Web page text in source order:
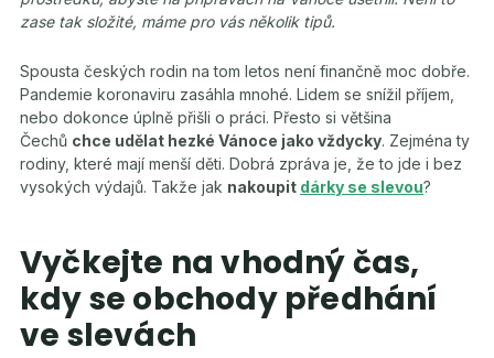
zase tak složité, máme pro vás několik tipů.
Spousta českých rodin na tom letos není finančně moc dobře.
Pandemie koronaviru zasáhla mnohé. Lidem se snížil příjem,
nebo dokonce úplně přišli o práci. Přesto si většina
Čechů chce udělat hezké Vánoce jako vždycky. Zejména ty
rodiny, které mají menší děti. Dobrá zpráva je, že to jde i bez
vysokých výdajů. Takže jak nakoupit dárky se slevou?
Vyčkejte na vhodný čas,
kdy se obchody předhání
ve slevách